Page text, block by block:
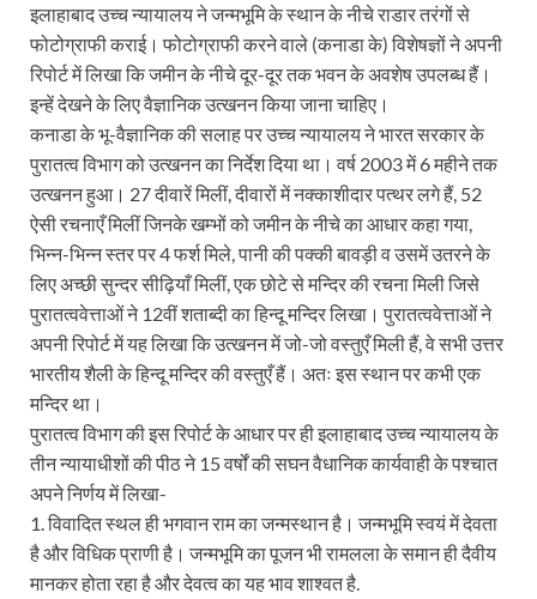
इलाहाबाद उच्च न्यायालय ने जन्मभूमि के स्थान के नीचे राडार तरंगों से
फोटोग्राफी कराई। फोटोग्राफी करने वाले (कनाडा के) विशेषज्ञों ने अपनी
रिपोर्ट में लिखा कि जमीन के नीचे दूर-दूर तक भवन के अवशेष उपलब्ध हैं।
इन्हें देखने के लिए वैज्ञानिक उत्खनन किया जाना चाहिए।
कनाडा के भू-वैज्ञानिक की सलाह पर उच्च न्यायालय ने भारत सरकार के
पुरातत्व विभाग को उत्खनन का निर्देश दिया था। वर्ष 2003 में 6 महीने तक
उत्खनन हुआ। 27 दीवारें मिलीं, दीवारों में नक्काशीदार पत्थर लगे हैं, 52
ऐसी रचनाएँ मिलीं जिनके खम्भों को जमीन के नीचे का आधार कहा गया,
भिन्न-भिन्न स्तर पर 4 फर्श मिले, पानी की पक्की बावड़ी व उसमें उतरने के
लिए अच्छी सुन्दर सीढ़ियाँ मिलीं, एक छोटे से मन्दिर की रचना मिली जिसे
पुरातत्ववेत्ताओं ने 12वीं शताब्दी का हिन्दू मन्दिर लिखा। पुरातत्ववेत्ताओं ने
अपनी रिपोर्ट में यह लिखा कि उत्खनन में जो-जो वस्तुएँ मिली हैं, वे सभी उत्तर
भारतीय शैली के हिन्दू मन्दिर की वस्तुएँ हैं। अतः इस स्थान पर कभी एक
मन्दिर था।
पुरातत्व विभाग की इस रिपोर्ट के आधार पर ही इलाहाबाद उच्च न्यायालय के
तीन न्यायाधीशों की पीठ ने 15 वर्षों की सघन वैधानिक कार्यवाही के पश्चात
अपने निर्णय में लिखा-
1. विवादित स्थल ही भगवान राम का जन्मस्थान है। जन्मभूमि स्वयं में देवता
है और विधिक प्राणी है। जन्मभूमि का पूजन भी रामलला के समान ही दैवीय
मानकर होता रहा है और देवत्व का यह भाव शाश्वत है.